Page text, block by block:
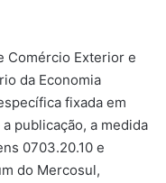
Comércio Exterior e
da Economia
fixada em
publicação, a medida
0703.20.10 e
do Mercosul,